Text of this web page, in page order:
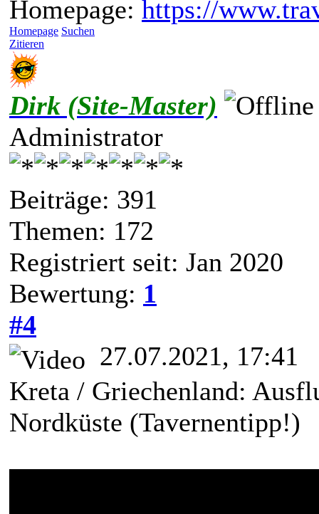
Homepage: https://
Homepage Suchen
Zitieren
Dirk (Site-Master)
Administrator
Beiträge: 391
Themen: 172
Registriert seit: Jan 2020
Bewertung: 1
#4
27.07.2021, 17:41
Kreta / Griechenland:
Nordküste (Tavernentipp!)